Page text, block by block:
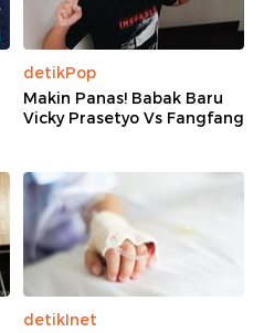
detikPop
Makin Panas! Babak Baru
Vicky Prasetyo Vs Fangfang
detikInet